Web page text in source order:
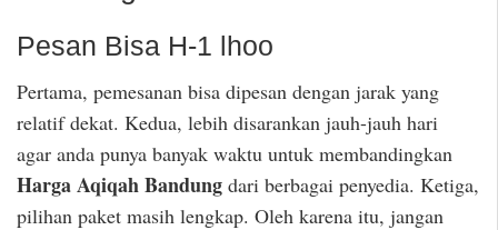
Pesan Bisa H-1 lhoo
Pertama, pemesanan bisa dipesan dengan jarak yang
relatif dekat. Kedua, lebih disarankan jauh-jauh hari
agar anda punya banyak waktu untuk membandingkan
Harga Aqiqah Bandung dari berbagai penyedia. Ketiga,
pilihan paket masih lengkap. Oleh karena itu, jangan